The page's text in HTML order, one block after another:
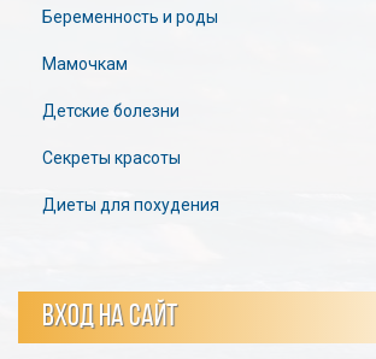
Беременность и роды
Мамочкам
Детские болезни
Секреты красоты
Диеты для похудения
ВХОД НА САЙТ